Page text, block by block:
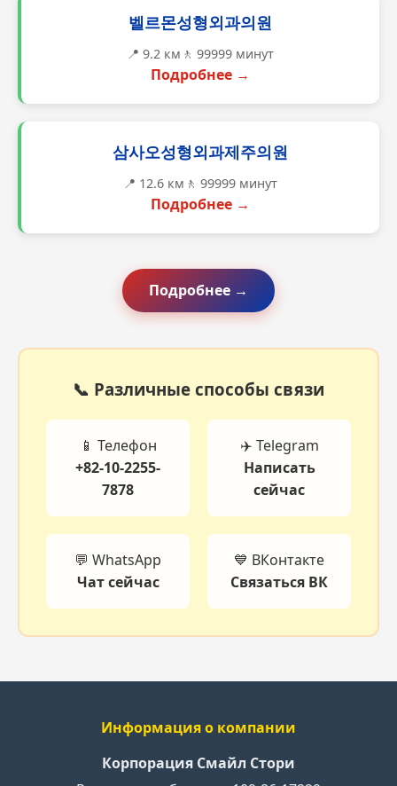
벨르몬성형외과의원
📍 9.2 км 🚶 99999 минут
Подробнее →
삼사오성형외과제주의원
📍 12.6 км 🚶 99999 минут
Подробнее →
Подробнее →
📞 Различные способы связи
📱 Телефон
+82-10-2255-
7878
✈️ Telegram
Написать
сейчас
💬 WhatsApp
Чат сейчас
💙 ВКонтакте
Связаться ВК
Информация о компании
Корпорация Смайл Стори